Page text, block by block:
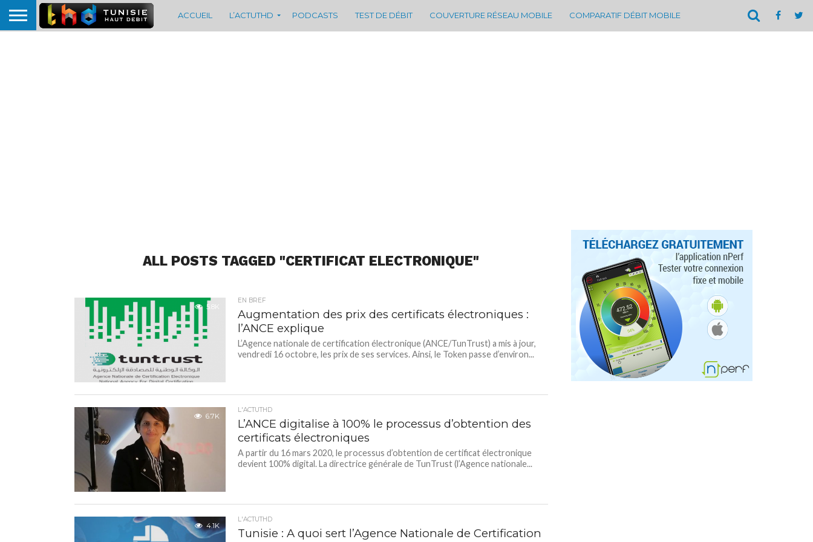
ACCUEIL L’ACTUTHD PODCASTS TEST DE DÉBIT COUVERTURE RÉSEAU MOBILE COMPARATIF DÉBIT MOBILE
ALL POSTS TAGGED "CERTIFICAT ELECTRONIQUE"
5.8K
EN BREF
Augmentation des prix des certificats électroniques :
l’ANCE explique
L’Agence nationale de certification électronique (ANCE/TunTrust) a mis à jour,
vendredi 16 octobre, les prix de ses services. Ainsi, le Token passe d’environ...
6.7K
L'ACTUTHD
L’ANCE digitalise à 100% le processus d’obtention des
certificats électroniques
A partir du 16 mars 2020, le processus d’obtention de certificat électronique
devient 100% digital. La directrice générale de TunTrust (l’Agence nationale...
4.1K
L'ACTUTHD
Tunisie : A quoi sert l’Agence Nationale de Certification